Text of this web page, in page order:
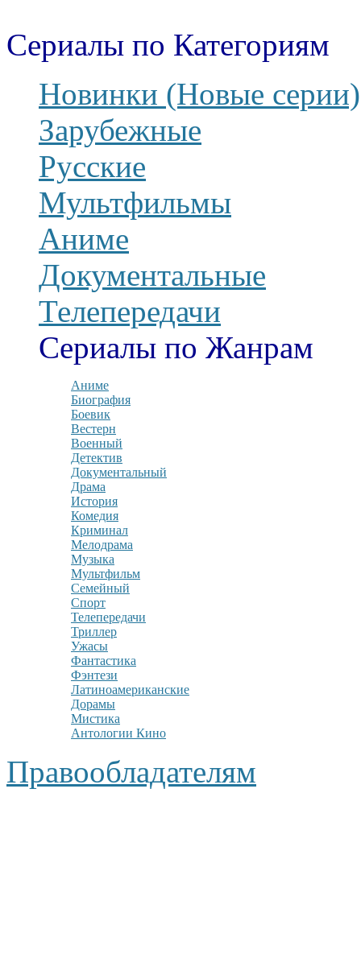
Сериалы по Категориям
Новинки (Новые серии)
Зарубежные
Русские
Мультфильмы
Аниме
Документальные
Телепередачи
Сериалы по Жанрам
Аниме
Биография
Боевик
Вестерн
Военный
Детектив
Документальный
Драма
История
Комедия
Криминал
Мелодрама
Музыка
Мультфильм
Семейный
Спорт
Телепередачи
Триллер
Ужасы
Фантастика
Фэнтези
Латиноамериканские
Дорамы
Мистика
Антологии Кино
Правообладателям